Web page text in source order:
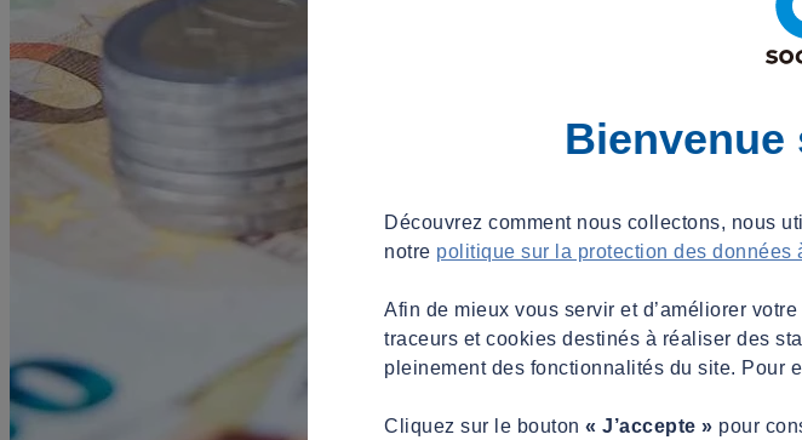
Bienvenue
Découvrez comment nous collectons, nous
notre politique sur la protection des données
Afin de mieux vous servir et d’améliorer
traceurs et cookies destinés à réaliser des
pleinement des fonctionnalités du site. Pour
Cliquez sur le bouton « J’accepte » pour